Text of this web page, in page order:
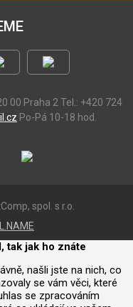
00 Praha 2 Tel.: +420 724
Po-Pá 10-18 hod.
spol. s r.o.
tak jak ho znáte
našli jste na nich, co
se vám věci, které
se zpracováním